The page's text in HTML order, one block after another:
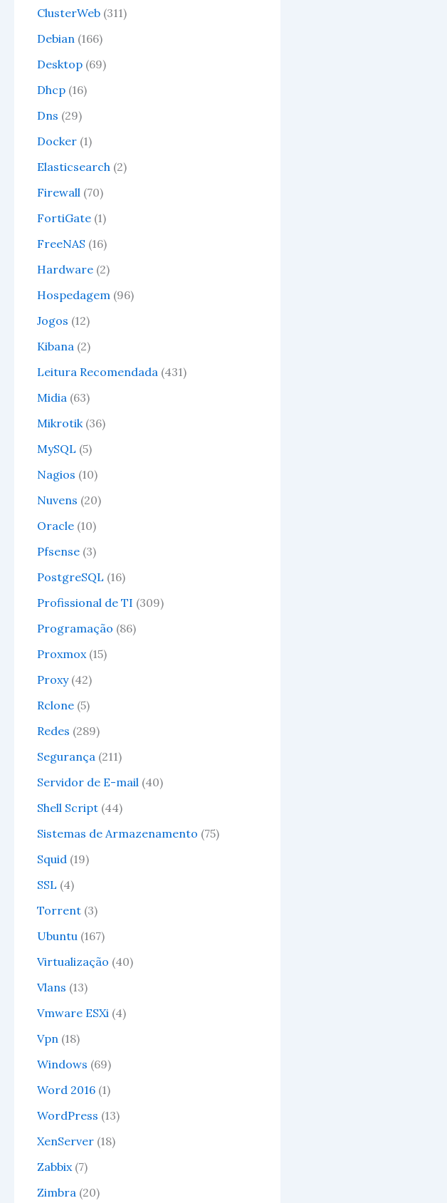
ClusterWeb (311)
Debian (166)
Desktop (69)
Dhcp (16)
Dns (29)
Docker (1)
Elasticsearch (2)
Firewall (70)
FortiGate (1)
FreeNAS (16)
Hardware (2)
Hospedagem (96)
Jogos (12)
Kibana (2)
Leitura Recomendada (431)
Midia (63)
Mikrotik(36)
MySQL (5)
Nagios (10)
Nuvens (20)
Oracle (10)
Pfsense (3)
PostgreSQL (16)
Profissional de TI (309)
Programação (86)
Proxmox(15)
Proxy(42)
Rclone (5)
Redes (289)
Segurança (211)
Servidor de E-mail (40)
Shell Script (44)
Sistemas de Armazenamento (75)
Squid (19)
SSL (4)
Torrent (3)
Ubuntu (167)
Virtualização (40)
Vlans (13)
Vmware ESXi (4)
Vpn (18)
Windows (69)
Word 2016 (1)
WordPress (13)
XenServer (18)
Zabbix(7)
Zimbra (20)